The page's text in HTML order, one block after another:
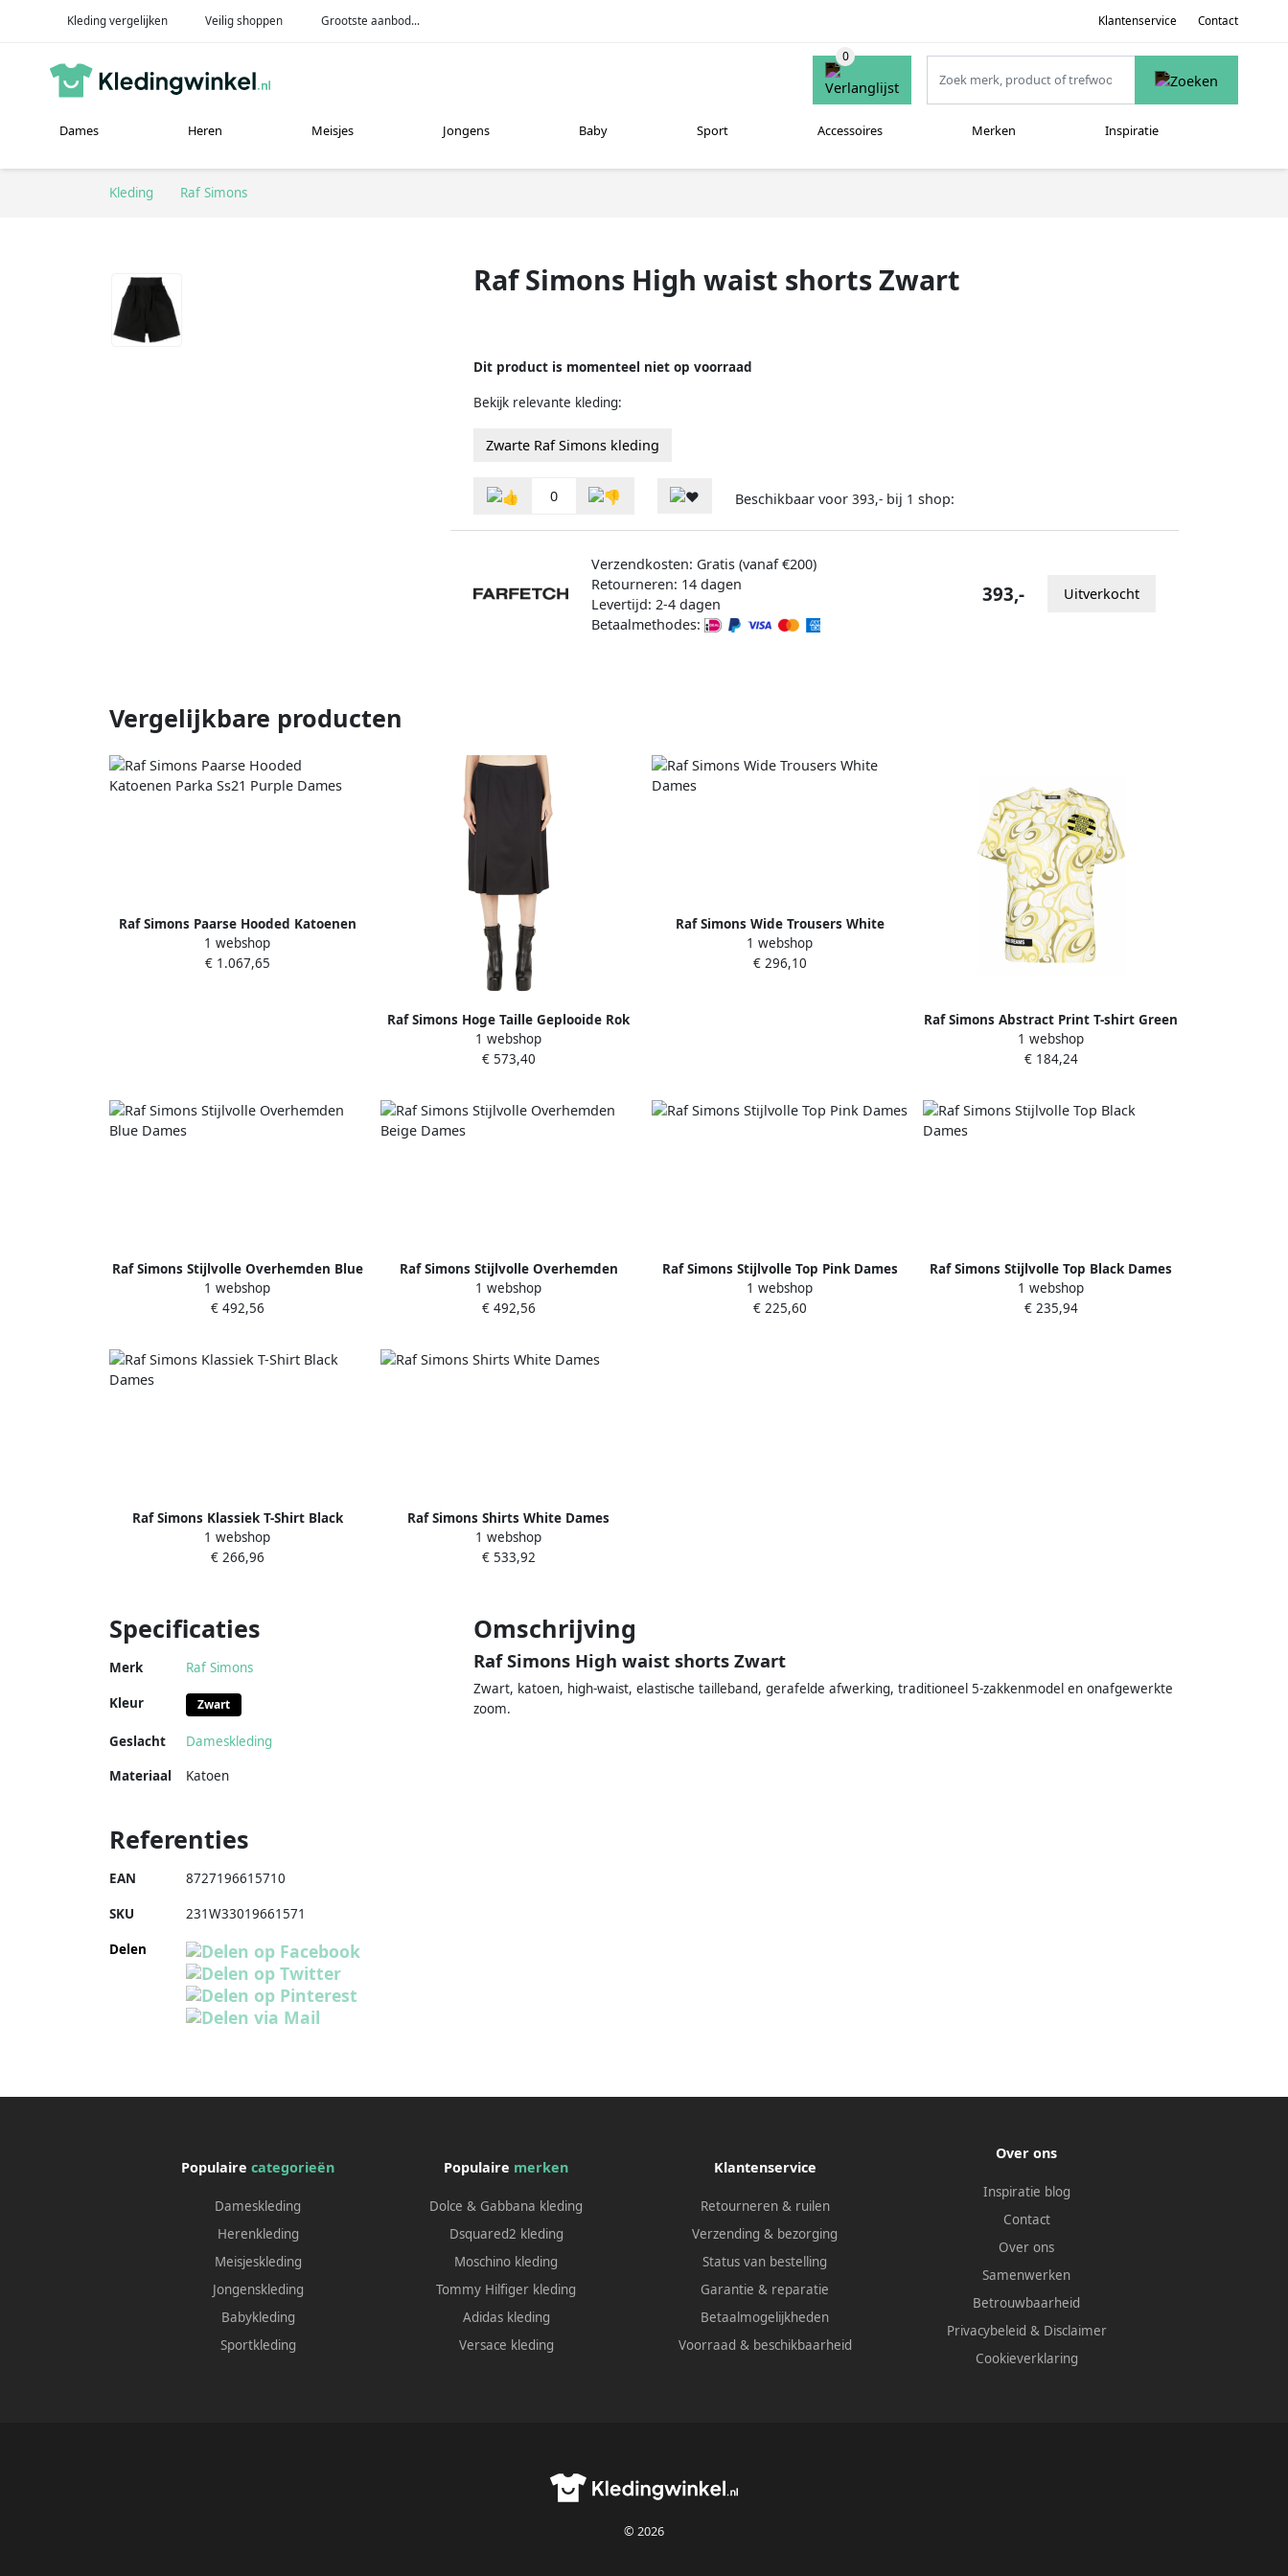
Kleding vergelijken Veilig shoppen Grootste aanbod... Klantenservice Contact
Dames Heren Meisjes Jongens Baby Sport Accessoires Merken Inspiratie
Kleding Raf Simons
Raf Simons High waist shorts Zwart
Dit product is momenteel niet op voorraad
Bekijk relevante kleding:
Zwarte Raf Simons kleding
0 Beschikbaar voor 393,- bij 1 shop:
Verzendkosten: Gratis (vanaf €200)
Retourneren: 14 dagen
Levertijd: 2-4 dagen
Betaalmethodes:
393,- Uitverkocht
Vergelijkbare producten
Raf Simons Paarse Hooded Katoenen
Parka Ss21 Purple Dames
1 webshop
€ 1.067,65
Raf Simons Hoge Taille Geplooide Rok
Black Dames
1 webshop
€ 573,40
Raf Simons Wide Trousers White
Dames
1 webshop
€ 296,10
Raf Simons Abstract Print T-shirt Green
Dames
1 webshop
€ 184,24
Raf Simons Stijlvolle Overhemden Blue
Dames
1 webshop
€ 492,56
Raf Simons Stijlvolle Overhemden
Beige Dames
1 webshop
€ 492,56
Raf Simons Stijlvolle Top Pink Dames
1 webshop
€ 225,60
Raf Simons Stijlvolle Top Black Dames
1 webshop
€ 235,94
Raf Simons Klassiek T-Shirt Black
Dames
1 webshop
€ 266,96
Raf Simons Shirts White Dames
1 webshop
€ 533,92
Specificaties
Merk Raf Simons
Kleur Zwart
Geslacht
Dameskleding
Materiaal
Katoen
Omschrijving
Raf Simons High waist shorts Zwart
Zwart, katoen, high-waist, elastische tailleband, gerafelde afwerking, traditioneel 5-zakkenmodel en onafgewerkte
zoom.
Referenties
EAN 8727196615710
SKU 231W33019661571
Delen
Populairecategorieën
Dameskleding
Herenkleding
Meisjeskleding
Jongenskleding
Babykleding
Sportkleding
Populaire merken
Dolce & Gabbana kleding
Dsquared2 kleding
Moschino kleding
Tommy Hilfiger kleding
Adidas kleding
Versace kleding
Klantenservice
Retourneren & ruilen
Verzending & bezorging
Status van bestelling
Garantie & reparatie
Betaalmogelijkheden
Voorraad & beschikbaarheid
Over ons
Inspiratie blog
Contact
Over ons
Samenwerken
Betrouwbaarheid
Privacybeleid & Disclaimer
Cookieverklaring
© 2026